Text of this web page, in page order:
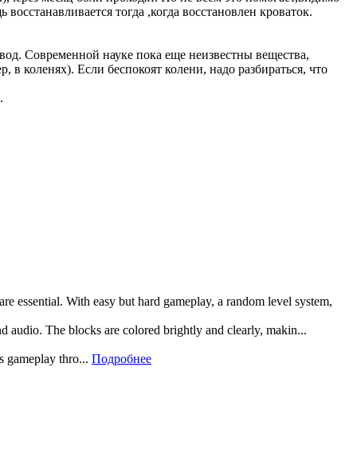
тогда ,когда восстановлен кроваток.
Современной науке пока еще неизвестны вещества,
коленях). Если беспокоят колени, надо разбираться, что
essential. With easy but hard gameplay, a random level system,
audio. The blocks are colored brightly and clearly, makin...
gameplay thro... Подробнее